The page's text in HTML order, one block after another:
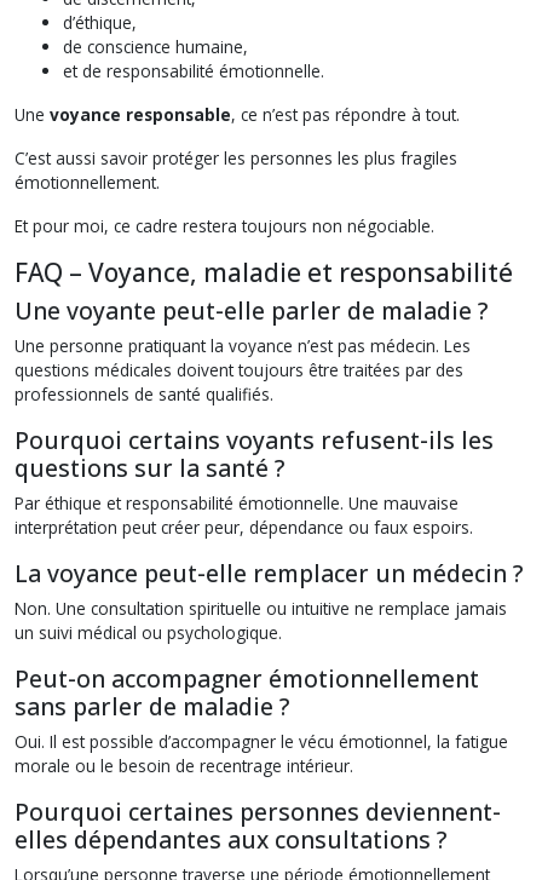
d’éthique,
de conscience humaine,
et de responsabilité émotionnelle.
Une voyance responsable, ce n’est pas répondre à tout.
C’est aussi savoir protéger les personnes les plus fragiles
émotionnellement.
Et pour moi, ce cadre restera toujours non négociable.
FAQ – Voyance, maladie et responsabilité
Une voyante peut-elle parler de maladie ?
Une personne pratiquant la voyance n’est pas médecin. Les
questions médicales doivent toujours être traitées par des
professionnels de santé qualifiés.
Pourquoi certains voyants refusent-ils les
questions sur la santé ?
Par éthique et responsabilité émotionnelle. Une mauvaise
interprétation peut créer peur, dépendance ou faux espoirs.
La voyance peut-elle remplacer un médecin ?
Non. Une consultation spirituelle ou intuitive ne remplace jamais
un suivi médical ou psychologique.
Peut-on accompagner émotionnellement
sans parler de maladie ?
Oui. Il est possible d’accompagner le vécu émotionnel, la fatigue
morale ou le besoin de recentrage intérieur.
Pourquoi certaines personnes deviennent-
elles dépendantes aux consultations ?
Lorsqu’une personne traverse une période émotionnellement